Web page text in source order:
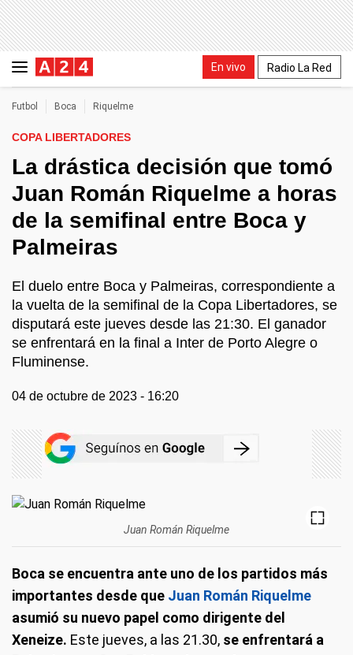
En vivo Radio La Red
Futbol Boca Riquelme
COPA LIBERTADORES
La drástica decisión que tomó
Juan Román Riquelme a horas
de la semifinal entre Boca y
Palmeiras
El duelo entre Boca y Palmeiras, correspondiente a
la vuelta de la semifinal de la Copa Libertadores, se
disputará este jueves desde las 21:30. El ganador
se enfrentará en la final a Inter de Porto Alegre o
Fluminense.
04 de octubre de 2023 - 16:20
Juan Román Riquelme
Boca se encuentra ante uno de los partidos más
importantes desde que Juan Román Riquelme
asumió su nuevo papel como dirigente del
Xeneize. Este jueves, a las 21.30, se enfrentará a